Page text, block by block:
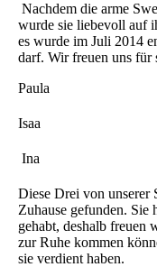
Nachdem die arme
wurde sie liebevoll auf
es wurde im Juli 2014
darf. Wir freuen uns für
Paula
Isaa
Ina
Diese Drei von unserer
Zuhause gefunden. Sie
gehabt, deshalb freuen
zur Ruhe kommen
sie verdient haben.